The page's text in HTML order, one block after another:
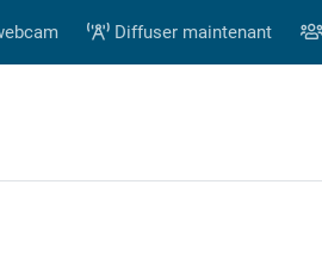
Diffuser maintenant